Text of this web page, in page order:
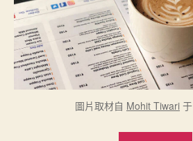
圖片取材自 Mohit Tiwari 于